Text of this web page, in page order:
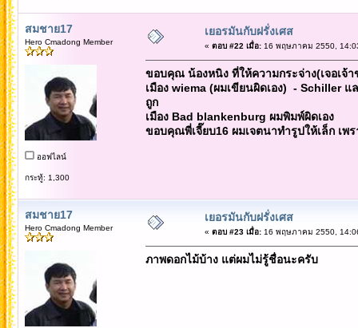
สมชาย17
Hero Cmadong Member
ออฟไลน์
กระทู้: 1,300
เยอรมันกับฝรั่งเศส
« ตอบ #22 เมื่อ:16 พฤษภาคม 2550,
ขอบคุณ น้องหนิง ที่ให้ความกระจ่าง(เจอเจ้
เมือง wiema (ผมเขียนผิดเอง) - Schiller
ถูก
เมือง Bad blankenburg ผมพิมพ์ผิดเอง
ขอบคุณพี่เจี๊ยบ16 ผมเจตนาทำรูปให้เล็ก เพ
สมชาย17
Hero Cmadong Member
เยอรมันกับฝรั่งเศส
« ตอบ #23 เมื่อ:16 พฤษภาคม 2550,
ภาพดอกไม้บ้าง แต่ผมไม่รู้ชื่อนะครับ